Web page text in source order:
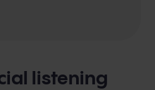
listening